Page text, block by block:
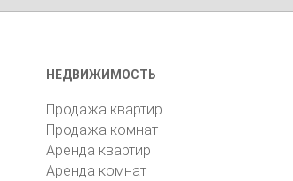
НЕДВИЖИМОСТЬ
Продажа квартир
Продажа комнат
Аренда квартир
Аренда комнат